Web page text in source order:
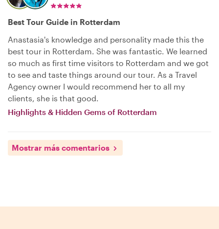
Best Tour Guide in Rotterdam
Anastasia's knowledge and personality made this the
best tour in Rotterdam. She was fantastic. We learned
so much as first time visitors to Rotterdam and we got
to see and taste things around our tour. As a Travel
Agency owner I would recommend her to all my
clients, she is that good.
Highlights & Hidden Gems of Rotterdam
Mostrar más comentarios